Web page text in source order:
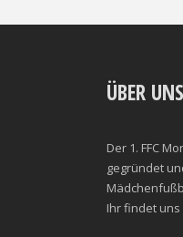
ÜBER UNS
Der 1. FFC
gegründet
Ihr findet